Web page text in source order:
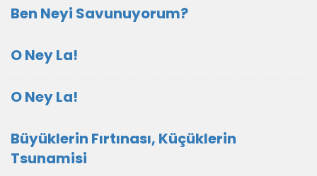
Ben Neyi Savunuyorum?
O Ney La!
O Ney La!
Büyüklerin Fırtınası, Küçüklerin
Tsunamisi